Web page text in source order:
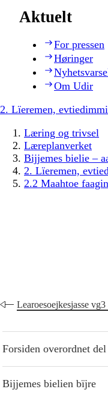
Aktuelt
For pressen
Høringer
Om Udir
2. Lïeremen,
Læring og trivsel
Læreplanverket
Bijjemes bielie –
2. Lïeremen,
2.2 Maahtoe
Learoesoejkesjasse
Forsiden overordnet
Bijjemes bielien bïjre